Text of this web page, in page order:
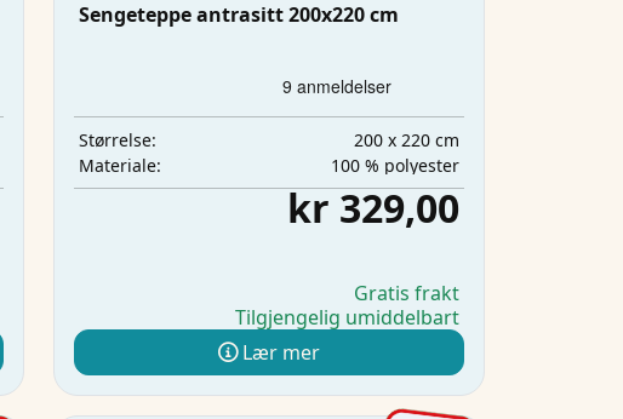
Sengeteppe antrasitt 200x220 cm
Størrelse:
200 x 220 cm
Materiale:
100 % polyester
kr 329,00
Gratis frakt
Tilgjengelig umiddelbart
Lær mer